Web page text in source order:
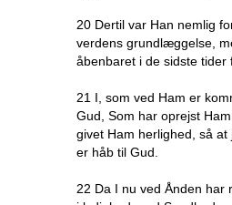
20 Dertil var Han nemlig
verdens grundlæggelse,
åbenbaret i de sidste tider
21 I, som ved Ham er
Gud, Som har oprejst
givet Ham herlighed, så at
er håb til Gud.
22 Da I nu ved Ånden har